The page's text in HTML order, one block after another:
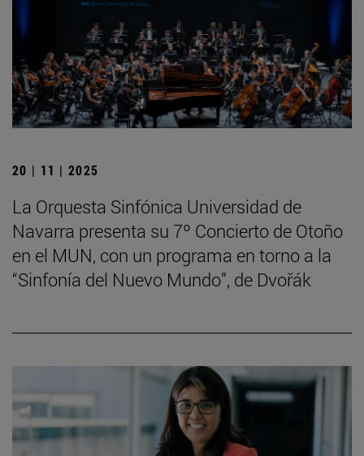
20 | 11 | 2025
La Orquesta Sinfónica Universidad de
Navarra presenta su 7º Concierto de Otoño
en el MUN, con un programa en torno a la
“Sinfonía del Nuevo Mundo”, de Dvořák